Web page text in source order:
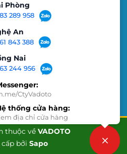
thuộc về VADOTO
bởi Sapo
Phòng
289 958
An
843 388
Nai
244 956
CtyVadoto
thống cửa hàng:
địa chỉ cửa hàng
Liên hệ